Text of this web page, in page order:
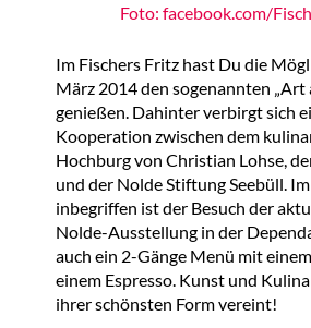
Foto: facebook.com/
Im Fischers Fritz hast Du die
März 2014 den sogenannten „Art
genießen. Dahinter verbirgt sich
Kooperation zwischen dem
Hochburg von Christian Lohse,
und der Nolde Stiftung Seebüll.
inbegriffen ist der Besuch der
Nolde-Ausstellung in der
auch ein 2-Gänge Menü mit
einem Espresso. Kunst und
ihrer schönsten Form vereint!